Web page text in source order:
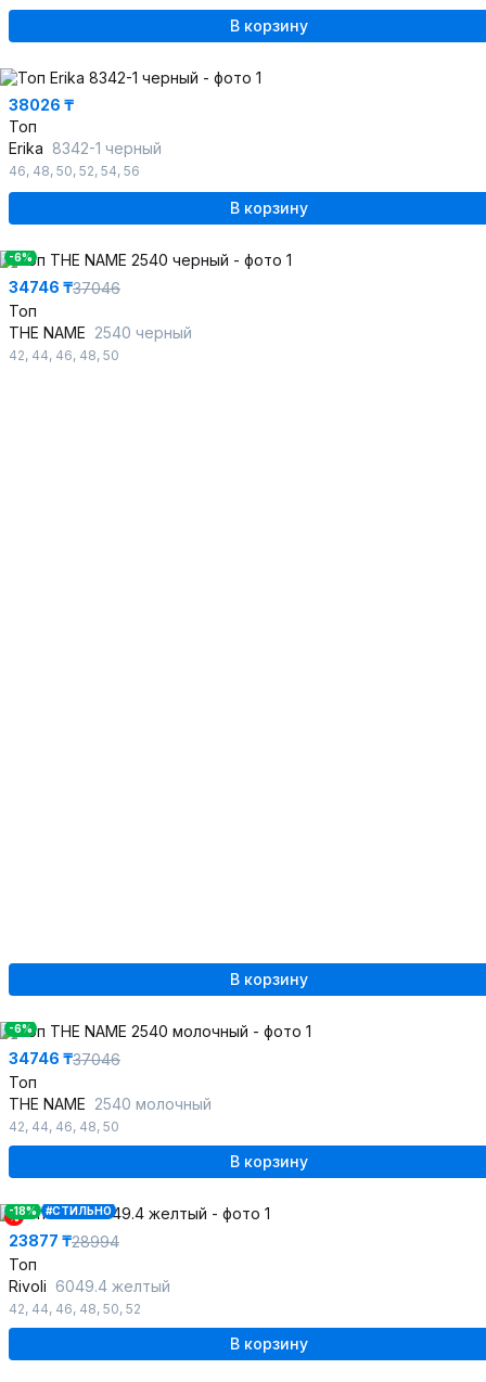
В корзину
38026 ₸
Топ
Erika 8342-1 черный
46, 48, 50, 52, 54, 56
В корзину
-6%
34746 ₸37046
Топ
THE NAME 2540 черный
42, 44, 46, 48, 50
В корзину
-6%
34746 ₸37046
Топ
THE NAME 2540 молочный
42, 44, 46, 48, 50
В корзину
%
-18% #СТИЛЬНО
23877 ₸28994
Топ
Rivoli 6049.4 желтый
42, 44, 46, 48, 50, 52
В корзину